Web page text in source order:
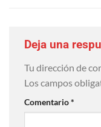
Deja una
Tu dirección de
Los campos
Comentario*